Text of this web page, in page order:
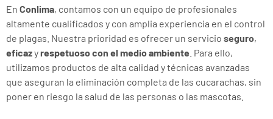
En Conlima, contamos con un equipo de profesionales
altamente cualificados y con amplia experiencia en el control
de plagas. Nuestra prioridad es ofrecer un servicio seguro,
eficazyrespetuoso con el medio ambiente . Para ello,
utilizamos productos de alta calidad y técnicas avanzadas
que aseguran la eliminación completa de las cucarachas, sin
poner en riesgo la salud de las personas o las mascotas.